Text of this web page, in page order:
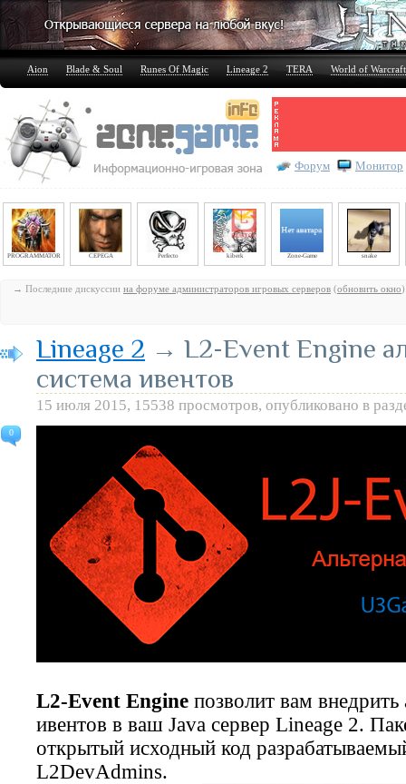
Aion Blade & Soul Runes Of Magic Lineage 2 TERA World of Warcraft
Форум Монитор
PROGRAMMATOR CEPEGA Perfecto kiberk Zone-Game snake
→ Последние дискуссии на форуме администраторов игровых серверов (обновить окно)
0
Lineage 2 → L2-Event Engine
система ивентов
15 июля 2015, 15538 просмотров, опубликовано в
L2-Event Engine позволит вам
ивентов в ваш Java сервер Lineage 2.
открытый исходный код
L2DevAdmins.